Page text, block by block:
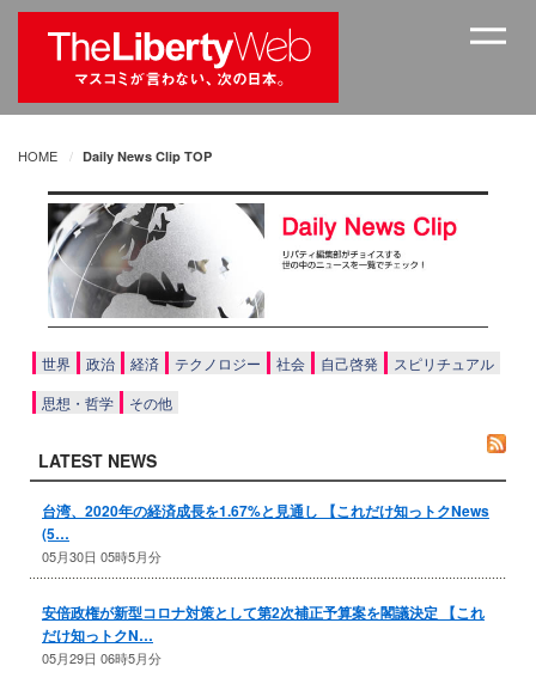
HOME Daily News Clip TOP
世界 政治 経済 テクノロジー 社会 自己啓発
スピリチュアル
思想・哲学
その他
LATEST NEWS
台湾、2020年の経済成長を1.67%と見通し 【これだけ知っトクNews
(5…
05月30日 05時5月分
安倍政権が新型コロナ対策として第2次補正予算案を閣議決定 【これ
だけ知っトクN…
05月29日 06時5月分